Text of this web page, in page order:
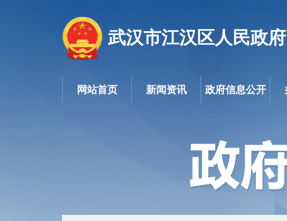
武汉市江汉区人民政府
网站首页 新闻资讯 政府信息公开